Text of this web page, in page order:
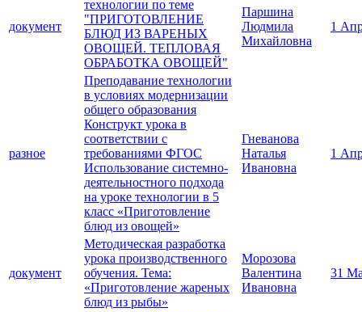
документ
технологии по теме
"ПРИГОТОВЛЕНИЕ
БЛЮД ИЗ ВАРЕНЫХ
ОВОЩЕЙ. ТЕПЛОВАЯ
ОБРАБОТКА ОВОЩЕЙ"
Паршина
Людмила
Михайловна
1
разное
Преподавание технологии
в условиях модернизации
общего образования
Конструкт урока в
соответствии с
требованиями ФГОС
Использование системно-
деятельностного подхода
на уроке технологии в 5
класс «Приготовление
блюд из овощей»
Гневанова
Наталья
Ивановна
1
документ
Методическая разработка
урока производственного
обучения. Тема:
«Приготовление жареных
блюд из рыбы»
Морозова
Валентина
Ивановна
31